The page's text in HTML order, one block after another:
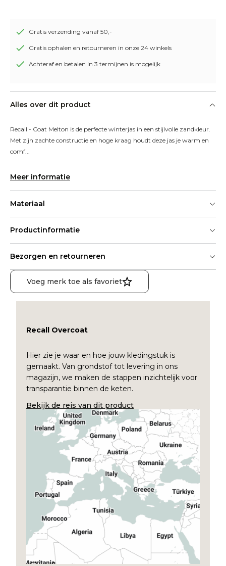
Gratis verzending vanaf 50,-
Gratis ophalen en retourneren in onze 24 winkels
Achteraf en betalen in 3 termijnen is mogelijk
Alles over dit product
Recall - Coat Melton is de perfecte winterjas in een stijlvolle zandkleur.
Met zijn zachte constructie en hoge kraag houdt deze jas je warm en
comf...
Meer informatie
Materiaal
Productinformatie
Bezorgen en retourneren
Voeg merk toe als favoriet
Recall Overcoat
Hier zie je waar en hoe jouw kledingstuk is
gemaakt. Van grondstof tot levering in ons
magazijn, we maken de stappen inzichtelijk voor
transparantie binnen de keten.
Bekijk de reis van dit product